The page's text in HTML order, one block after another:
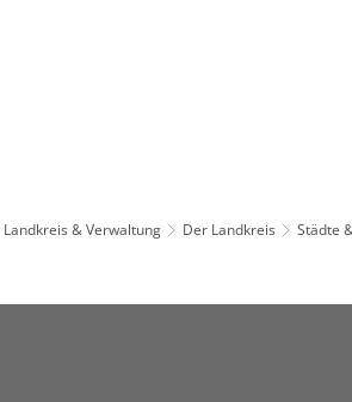
Landkreis & Verwaltung Der Landkreis Städte